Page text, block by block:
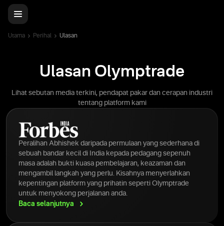
Utama Perihal Ulasan
Ulasan Olymptrade
Lihat sebutan media terkini, pendapat pakar dan cerapan industri
tentang platform kami
Peralihan Abhishek daripada permulaan yang sederhana di
sebuah bandar kecil di India kepada pedagang sepenuh
masa adalah bukti kuasa pembelajaran, keazaman dan
mengambil langkah yang perlu. Kisahnya menyerlahkan
kepentingan platform yang prihatin seperti Olymptrade
untuk menyokong perjalanan anda.
Baca selanjutnya